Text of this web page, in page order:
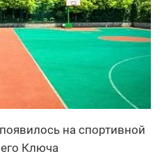
на спортивной
Ключа